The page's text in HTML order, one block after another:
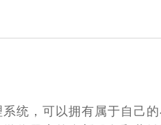
统，可以拥有属于自己